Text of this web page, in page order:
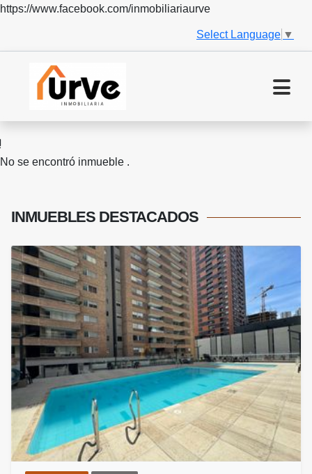
https://www.facebook.com/inmobiliariaurve
Select Language ▼
No se encontró inmueble .
INMUEBLES DESTACADOS